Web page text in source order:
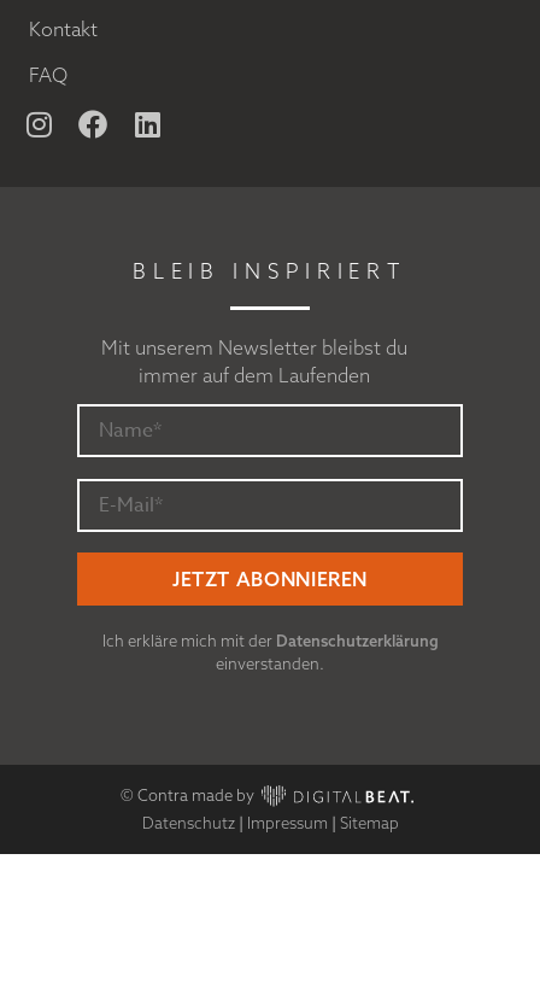
Kontakt
FAQ
BLEIB INSPIRIERT
Mit unserem Newsletter bleibst du
immer auf dem Laufenden
Ich erkläre mich mit der Datenschutzerklärung
einverstanden.
© Contra made by
Datenschutz| Impressum | Sitemap